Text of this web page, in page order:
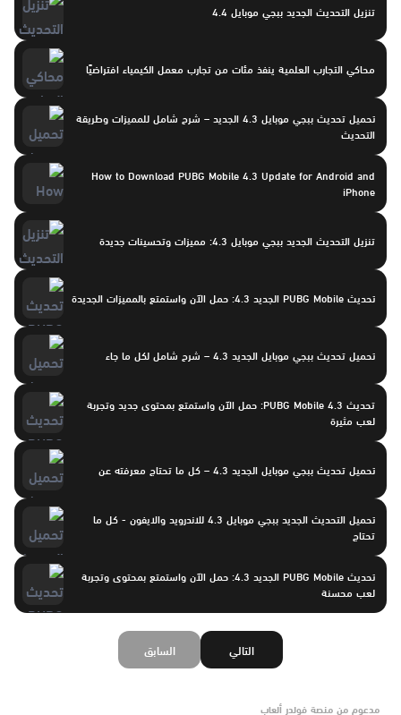
تنزيل التحديث الجديد ببجي موبايل 4.4
محاكي التجارب العلمية ينفذ مئات من تجارب معمل الكيمياء افتراضيًا
تحميل تحديث ببجي موبايل 4.3 الجديد – شرح شامل للمميزات وطريقة
التحديث
How to Download PUBG Mobile 4.3 Update for Android and
iPhone
تنزيل التحديث الجديد ببجي موبايل 4.3: مميزات وتحسينات جديدة
تحديث PUBG Mobile الجديد 4.3: حمل الآن واستمتع بالمميزات الجديدة
تحميل تحديث ببجي موبايل الجديد 4.3 – شرح شامل لكل ما جاء
تحديث PUBG Mobile 4.3: حمل الآن واستمتع بمحتوى جديد وتجربة
لعب مثيرة
تحميل تحديث ببجي موبايل الجديد 4.3 – كل ما تحتاج معرفته عن
تحميل التحديث الجديد ببجي موبايل 4.3 للاندرويد والايفون - كل ما
تحتاج
تحديث PUBG Mobile الجديد 4.3: حمل الآن واستمتع بمحتوى وتجربة
لعب محسنة
السابق التالي
مدعوم من منصة فولدر ألعاب